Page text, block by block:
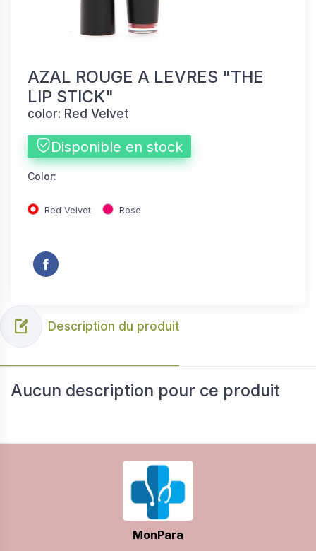
AZAL ROUGE A LEVRES "THE
LIP STICK"
color: Red Velvet
Disponible en stock
Color:
Red Velvet Rose
Description du produit
Aucun description pour ce produit
MonPara